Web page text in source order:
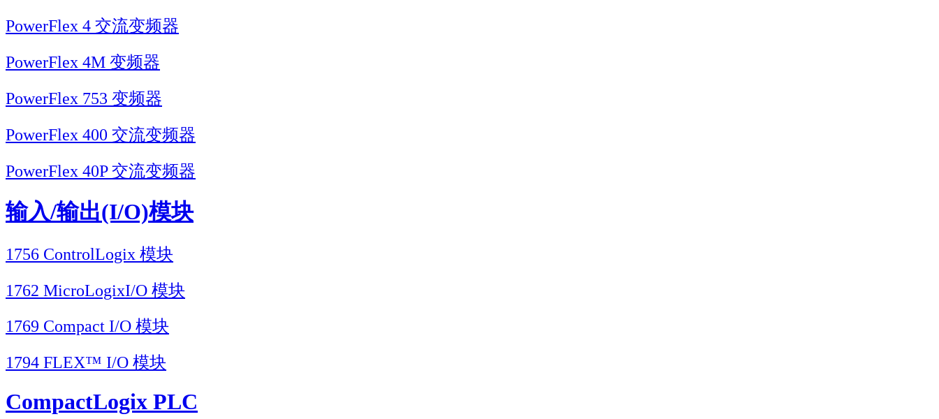
PowerFlex 4 交流变频器
PowerFlex 4M 变频器
PowerFlex 753 变频器
PowerFlex 400 交流变频器
PowerFlex 40P 交流变频器
输入/输出(I/O)模块
1756 ControlLogix 模块
1762 MicroLogixI/O 模块
1769 Compact I/O 模块
1794 FLEX™ I/O 模块
CompactLogix PLC